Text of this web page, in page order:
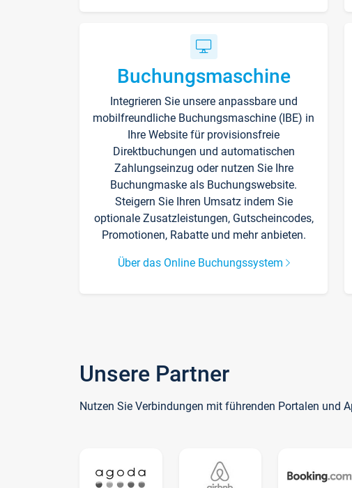
Buchungsmaschine
Integrieren Sie unsere anpassbare und
mobilfreundliche Buchungsmaschine (IBE) in
Ihre Website für provisionsfreie
Direktbuchungen und automatischen
Zahlungseinzug oder nutzen Sie Ihre
Buchungmaske als Buchungswebsite.
Steigern Sie Ihren Umsatz indem Sie
optionale Zusatzleistungen, Gutscheincodes,
Promotionen, Rabatte und mehr anbieten.
Über das Online Buchungssystem
Unsere Partner
Nutzen Sie Verbindungen mit führenden Portalen und